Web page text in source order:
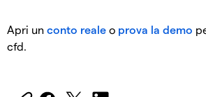
Apri un conto reale o prova la demo
cfd.